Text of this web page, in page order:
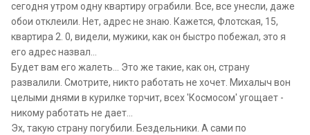
сегодня утром одну квартиру ограбили. Все, все унесли, даже
обои отклеили. Нет, адрес не знаю. Кажется, Флотская, 15,
квартира 2. 0, видели, мужики, как он быстро побежал, это я
его адрес назвал...
Будет вам его жалеть... Это же такие, как он, страну
развалили. Смотрите, никто работать не хочет. Михалыч вон
целыми днями в курилке торчит, всех 'Космосом' угощает -
никому работать не дает...
Эх, такую страну погубили. Бездельники. А сами по